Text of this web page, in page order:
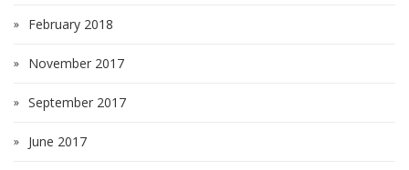
February 2018
November 2017
September 2017
June 2017